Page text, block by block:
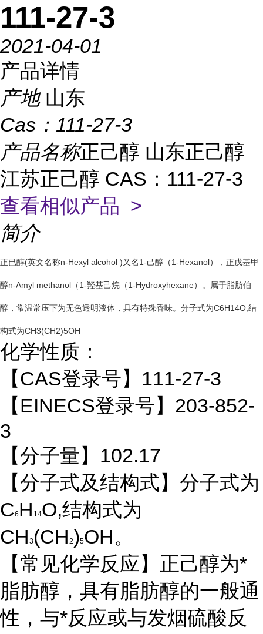
111-27-3
2021-04-01
产品详情
产地 山东
Cas： 111-27-3
产品名称正己醇 山东正己醇
江苏正己醇 CAS：111-27-3
查看相似产品 >
简介
正已醇(英文名称n-Hexyl alcohol )又名1-己醇（1-Hexanol），正戊基甲
醇n-Amyl methanol（1-羟基己烷（1-Hydroxyhexane）。属于脂肪伯
醇，常温常压下为无色透明液体，具有特殊香味。分子式为C6H14O,结
构式为CH3(CH2)5OH
化学性质：
【CAS登录号】111-27-3
【EINECS登录号】203-852-
3
【分子量】102.17
【分子式及结构式】分子式为
C6 H 14O,结构式为
CH 3(CH 2)5OH。
【常见化学反应】正己醇为*
脂肪醇，具有脂肪醇的一般通
性，与*反应或与发烟硫酸反